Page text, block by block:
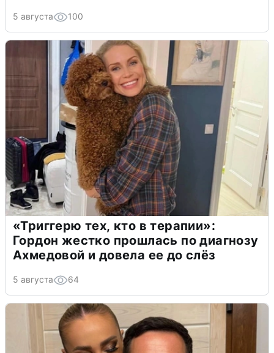
5 августа 100
«Триггерю тех, кто в терапии»:
Гордон жестко прошлась по диагнозу
Ахмедовой и довела ее до слёз
5 августа 64